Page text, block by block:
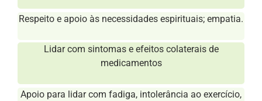
Respeito e apoio às necessidades espirituais; empatia.
Lidar com sintomas e efeitos colaterais de
medicamentos
Apoio para lidar com fadiga, intolerância ao exercício,